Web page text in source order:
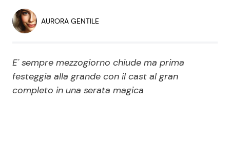
Economia
Persone Scomparse
Politica Reality e Talent
Soap Opera
AURORA GENTILE
E' sempre mezzogiorno chiude ma prima
festeggia alla grande con il cast al gran
completo in una serata magica